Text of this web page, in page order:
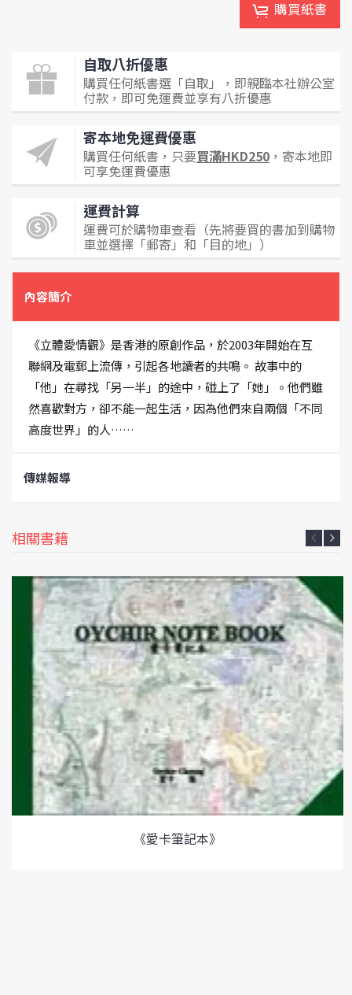
購買紙書
自取八折優惠
購買任何紙書選「自取」，即親臨本社辦公室
付款，即可免運費並享有八折優惠
寄本地免運費優惠
購買任何紙書，只要買滿HKD250 ，寄本地即
可享免運費優惠
運費計算
運費可於購物車查看（先將要買的書加到購物
車並選擇「郵寄」和「目的地」）
內容簡介
《立體愛情觀》是香港的原創作品，於2003年開始在互
聯網及電郵上流傳，引起各地讀者的共鳴。 故事中的
「他」在尋找「另一半」的途中，碰上了「她」。他們雖
然喜歡對方，卻不能一起生活，因為他們來自兩個「不同
高度世界」的人……
傳媒報導
相關書籍
《愛卡筆記本》